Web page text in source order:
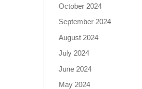
October 2024
September 2024
August 2024
July 2024
June 2024
May 2024